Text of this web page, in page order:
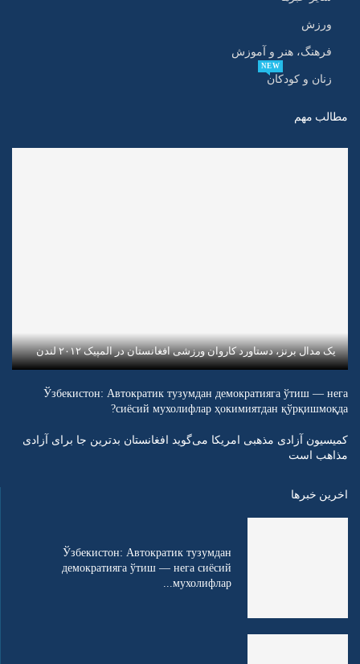
ورزش
فرهنگ، هنر و آموزش
زنان و کودکان
NEW
مطالب مهم
یک مدال برنز، دستاورد کاروان ورزشی افغانستان در المپیک ۲۰۱۲ لندن
Ўзбекистон: Автократик тузумдан демократияга ўтиш — нега
сиёсий мухолифлар ҳокимиятдан қўрқишмоқда?
کمیسیون آزادی مذهبی امریکا می‌گوید افغانستان بدترین جا برای آزادی
مذاهب است
اخرین خبرها
Ўзбекистон: Автократик тузумдан
демократияга ўтиш — нега сиёсий
мухолифлар...